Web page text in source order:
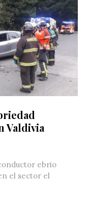
Valdivia
ebrio
el sector el